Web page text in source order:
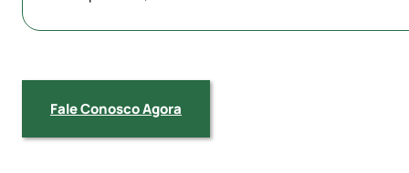
Fale Conosco Agora